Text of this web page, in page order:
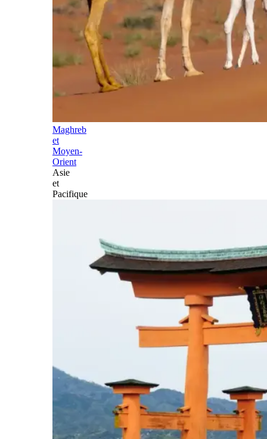
Maghreb
et
Moyen-
Orient
Asie
et
Pacifique